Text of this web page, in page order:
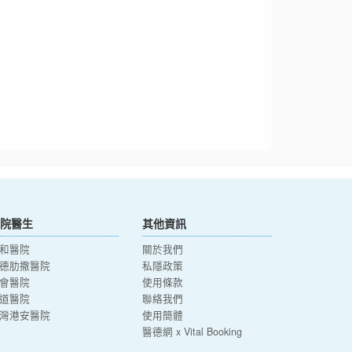
醫生
醫院
肋撒醫院
醫院
醫院
港安醫院
其他資訊
關於我們
私隱政策
使用條款
聯絡我們
使用簡體
醫德網 x Vital Booking